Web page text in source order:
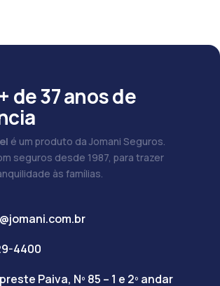
de 37 anos de
é um produto da Jomani Seguros.
seguros desde 1987, para trazer
às famílias.
4400
Paiva, Nº 85 – 1 e 2º andar